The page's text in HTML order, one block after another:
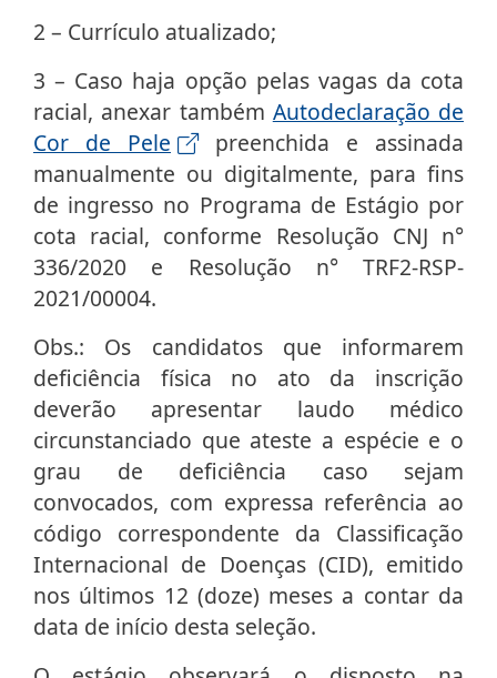
2 – Currículo atualizado;
3 – Caso haja opção pelas vagas da cota
racial, anexar também Autodeclaração de
Cor de Pele
preenchida e assinada
manualmente ou digitalmente, para fins
de ingresso no Programa de Estágio por
cota racial, conforme Resolução CNJ n°
336/2020 e Resolução n° TRF2-RSP-
2021/00004.
Obs.: Os candidatos que informarem
deficiência física no ato da inscrição
deverão apresentar laudo médico
circunstanciado que ateste a espécie e o
grau de deficiência caso sejam
convocados, com expressa referência ao
código correspondente da Classificação
Internacional de Doenças (CID), emitido
nos últimos 12 (doze) meses a contar da
data de início desta seleção.